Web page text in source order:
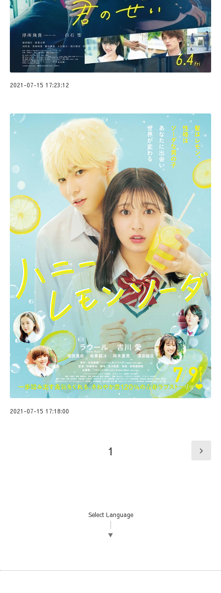
2021-07-15 17:23:12
2021-07-15 17:18:00
1
Select Language
▼